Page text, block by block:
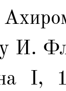
И.
I,